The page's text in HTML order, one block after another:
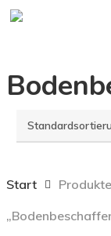
Skip
content
Start